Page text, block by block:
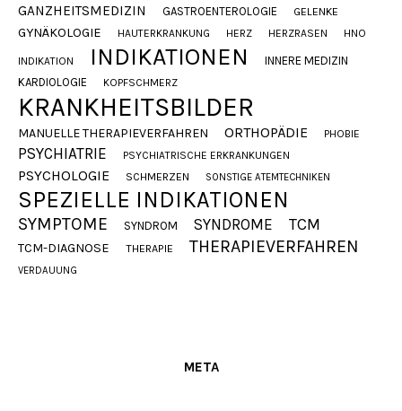
GANZHEITSMEDIZIN GASTROENTEROLOGIE GELENKE
GYNÄKOLOGIE HAUTERKRANKUNG HERZ HERZRASEN HNO
INDIKATION INDIKATIONEN
INNERE MEDIZIN
KARDIOLOGIE
KOPFSCHMERZ
KRANKHEITSBILDER
MANUELLE THERAPIEVERFAHREN ORTHOPÄDIE PHOBIE
PSYCHIATRIE PSYCHIATRISCHE ERKRANKUNGEN
PSYCHOLOGIE SCHMERZEN SONSTIGE ATEMTECHNIKEN
SPEZIELLE INDIKATIONEN
SYMPTOME SYNDROM SYNDROME TCM
TCM-DIAGNOSE THERAPIE THERAPIEVERFAHREN
VERDAUUNG
META